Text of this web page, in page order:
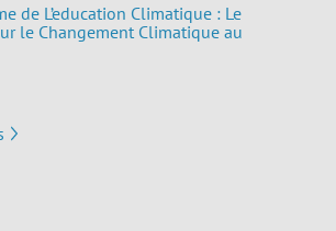
de L’education Climatique : Le
le Changement Climatique au